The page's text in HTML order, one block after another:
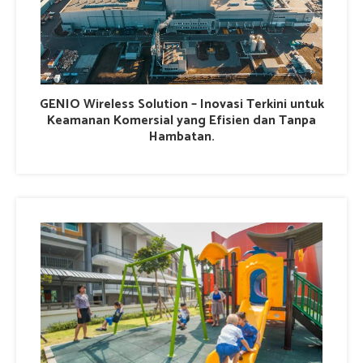
GENIO Wireless Solution – Inovasi Terkini untuk
Keamanan Komersial yang Efisien dan Tanpa
Hambatan.